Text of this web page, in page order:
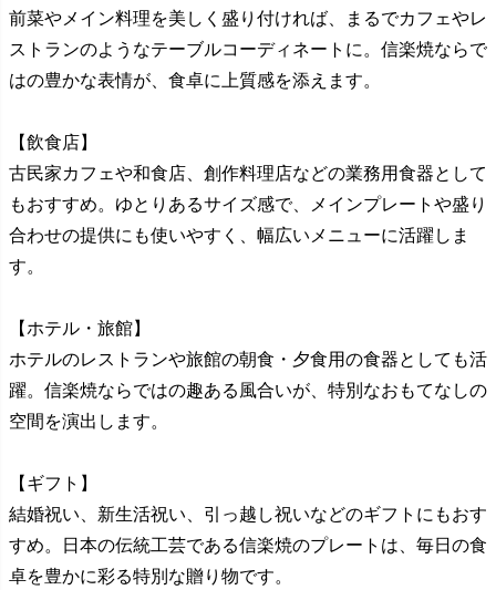
前菜やメイン料理を美しく盛り付ければ、まるでカフェやレ
ストランのようなテーブルコーディネートに。信楽焼ならで
はの豊かな表情が、食卓に上質感を添えます。
【飲食店】
古民家カフェや和食店、創作料理店などの業務用食器として
もおすすめ。ゆとりあるサイズ感で、メインプレートや盛り
合わせの提供にも使いやすく、幅広いメニューに活躍しま
す。
【ホテル・旅館】
ホテルのレストランや旅館の朝食・夕食用の食器としても活
躍。信楽焼ならではの趣ある風合いが、特別なおもてなしの
空間を演出します。
【ギフト】
結婚祝い、新生活祝い、引っ越し祝いなどのギフトにもおす
すめ。日本の伝統工芸である信楽焼のプレートは、毎日の食
卓を豊かに彩る特別な贈り物です。